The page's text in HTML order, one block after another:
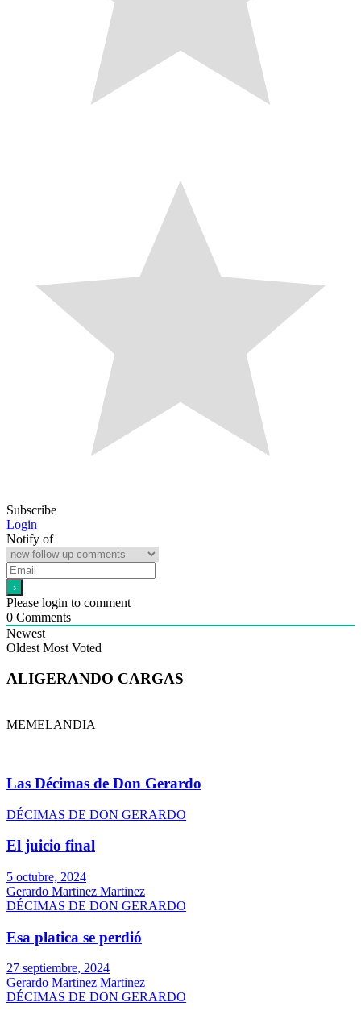
Subscribe
Login
Notify of
Please login to comment
0 Comments
Newest
Oldest Most Voted
ALIGERANDO CARGAS
MEMELANDIA
Las Décimas de Don Gerardo
DÉCIMAS DE DON GERARDO
El juicio final
5 octubre, 2024
Gerardo Martinez Martinez
DÉCIMAS DE DON GERARDO
Esa platica se perdió
27 septiembre, 2024
Gerardo Martinez Martinez
DÉCIMAS DE DON GERARDO